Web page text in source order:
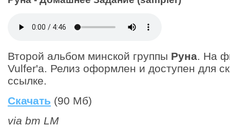
Второй альбом минской группы Руна. На
Vulfer'а. Релиз оформлен и доступен для
ссылке.
Скачать (90 Мб)
via bm LM